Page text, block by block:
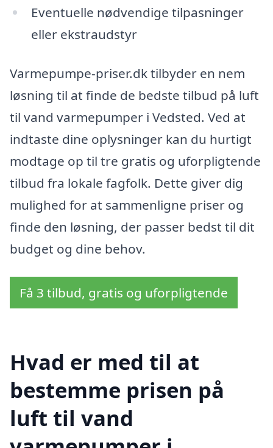
Eventuelle nødvendige tilpasninger
eller ekstraudstyr
Varmepumpe-priser.dk tilbyder en nem
løsning til at finde de bedste tilbud på luft
til vand varmepumper i Vedsted. Ved at
indtaste dine oplysninger kan du hurtigt
modtage op til tre gratis og uforpligtende
tilbud fra lokale fagfolk. Dette giver dig
mulighed for at sammenligne priser og
finde den løsning, der passer bedst til dit
budget og dine behov.
Få 3 tilbud, gratis og uforpligtende
Hvad er med til at
bestemme prisen på
luft til vand